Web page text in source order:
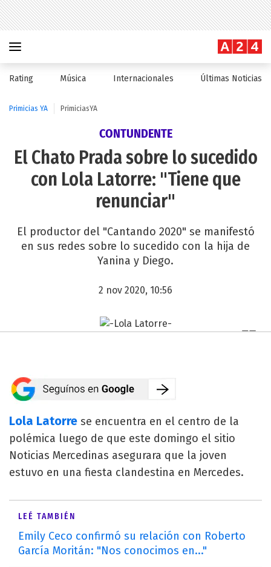
Rating Música Internacionales Últimas Noticias
Primicias YA PrimiciasYA
CONTUNDENTE
El Chato Prada sobre lo sucedido
con Lola Latorre: "Tiene que
renunciar"
El productor del "Cantando 2020" se manifestó
en sus redes sobre lo sucedido con la hija de
Yanina y Diego.
2 nov 2020, 10:56
Lola Latorre se encuentra en el centro de la
polémica luego de que este domingo el sitio
Noticias Mercedinas asegurara que la joven
estuvo en una fiesta clandestina en Mercedes.
LEÉ TAMBIÉN
Emily Ceco confirmó su relación con Roberto
García Moritán: "Nos conocimos en..."